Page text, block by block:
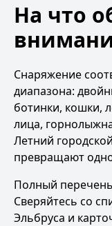
На что
Снаряжение
диапазона:
ботинки, кошки,
лица,
Летний
превращают
Полный
Сверяйтесь со
Эльбруса и